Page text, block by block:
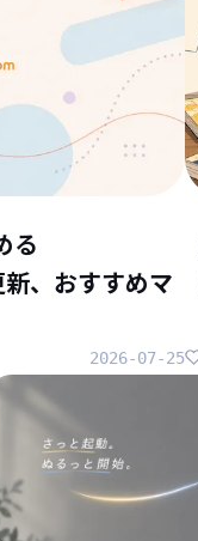
る
、おすすめマ
2026-07-25